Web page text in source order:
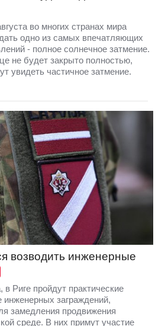
во многих странах мира
одно из самых впечатляющих
- полное солнечное затмение.
не будет закрыто полностью,
увидеть частичное затмение.
возводить инженерные
в Риге пройдут практические
инженерных заграждений,
замедления продвижения
среде. В них примут участие